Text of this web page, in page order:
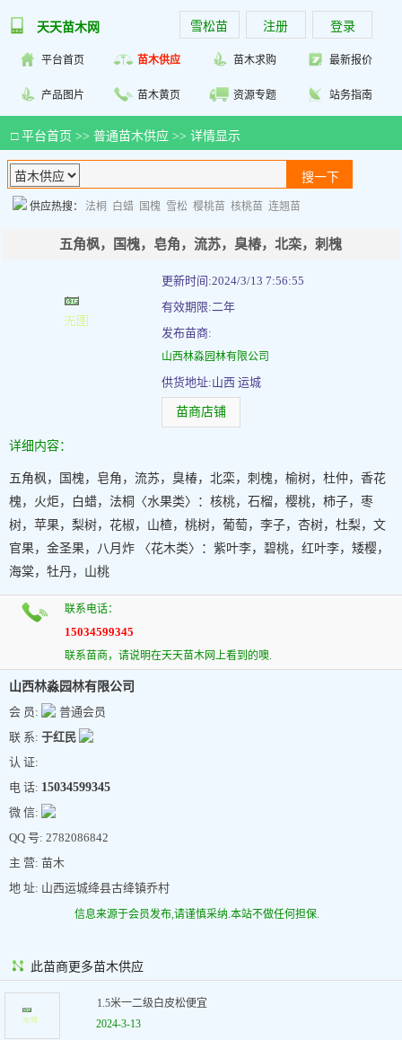
天天苗木网 雪松苗 注册 登录
平台首页 苗木供应 苗木求购 最新报价
产品图片 苗木黄页 资源专题 站务指南
□ 平台首页 >> 普通苗木供应 >> 详情显示
供应热搜： 法桐 白蜡 国槐 雪松 樱桃苗 核桃苗 连翘苗
五角枫，国槐，皂角，流苏，臭椿，北栾，刺槐
更新时间:2024/3/13 7:56:55
有效期限:二年
发布苗商:
山西林淼园林有限公司
供货地址:山西 运城
苗商店铺
详细内容：
五角枫，国槐，皂角，流苏，臭椿，北栾，刺槐，榆树，杜仲，香花
槐，火炬，白蜡，法桐〈水果类〉：核桃，石榴，樱桃，柿子，枣
树，苹果，梨树，花椒，山楂，桃树，葡萄，李子，杏树，杜梨，文
官果，金圣果，八月炸 〈花木类〉：紫叶李，碧桃，红叶李，矮樱，
海棠，牡丹，山桃
联系电话：
15034599345
联系苗商，请说明在天天苗木网上看到的噢.
山西林淼园林有限公司
会 员:
普通会员
联 系: 于红民
认 证:
电 话: 15034599345
微 信:
QQ 号: 2782086842
主 营: 苗木
地 址: 山西运城绛县古绛镇乔村
信息来源于会员发布,请谨慎采纳.本站不做任何担保.
此苗商更多苗木供应
1.5米一二级白皮松便宜
2024-3-13